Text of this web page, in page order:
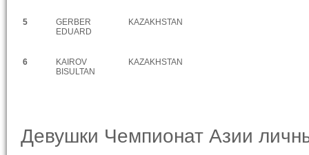
5
GERBER
EDUARD
KAZAKHSTAN
6
KAIROV
BISULTAN
KAZAKHSTAN
Девушки Чемпионат Азии